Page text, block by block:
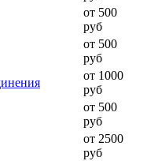
от 500
руб
от 500
руб
от 1000
руб
от 500
руб
от 2500
руб